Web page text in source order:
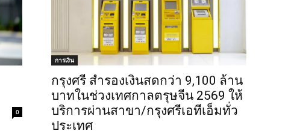
0
การเงิน
กรุงศรี สำรองเงินสดกว่า 9,100 ล้าน
บาทในช่วงเทศกาลตรุษจีน 2569 ให้
บริการผ่านสาขา/กรุงศรีเอทีเอ็มทั่ว
ประเทศ